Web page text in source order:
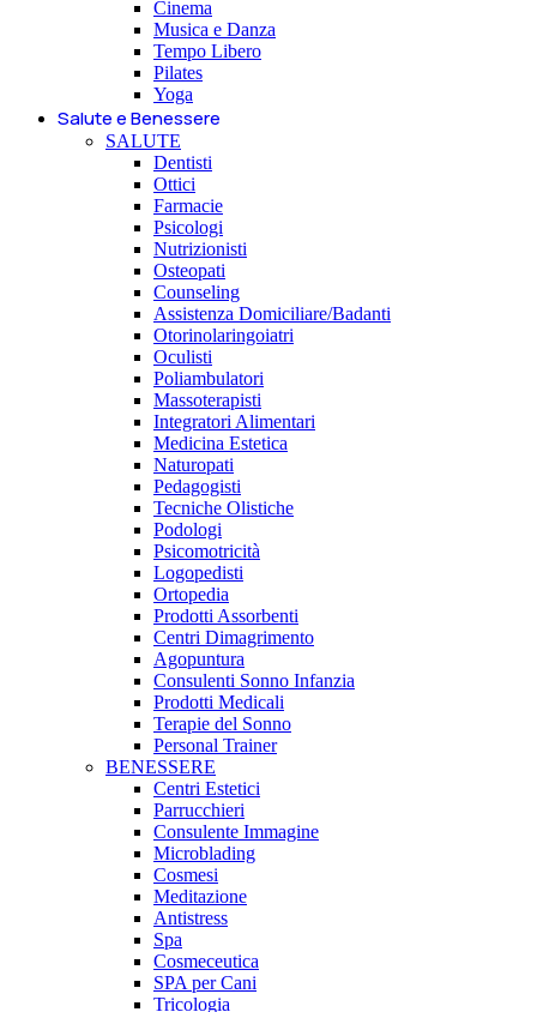
Cinema
Musica e Danza
Tempo Libero
Pilates
Yoga
Salute e Benessere
SALUTE
Dentisti
Ottici
Farmacie
Psicologi
Nutrizionisti
Osteopati
Counseling
Assistenza Domiciliare/Badanti
Otorinolaringoiatri
Oculisti
Poliambulatori
Massoterapisti
Integratori Alimentari
Medicina Estetica
Naturopati
Pedagogisti
Tecniche Olistiche
Podologi
Psicomotricità
Logopedisti
Ortopedia
Prodotti Assorbenti
Centri Dimagrimento
Agopuntura
Consulenti Sonno Infanzia
Prodotti Medicali
Terapie del Sonno
Personal Trainer
BENESSERE
Centri Estetici
Parrucchieri
Consulente Immagine
Microblading
Cosmesi
Meditazione
Antistress
Spa
Cosmeceutica
SPA per Cani
Tricologia